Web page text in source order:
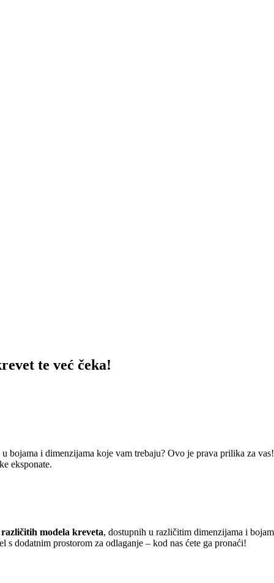
te već čeka!
bojama i dimenzijama koje vam trebaju? Ovo je prava prilika za
eksponate.
modela kreveta, dostupnih u različitim dimenzijama i
dodatnim prostorom za odlaganje – kod nas ćete ga pronaći!